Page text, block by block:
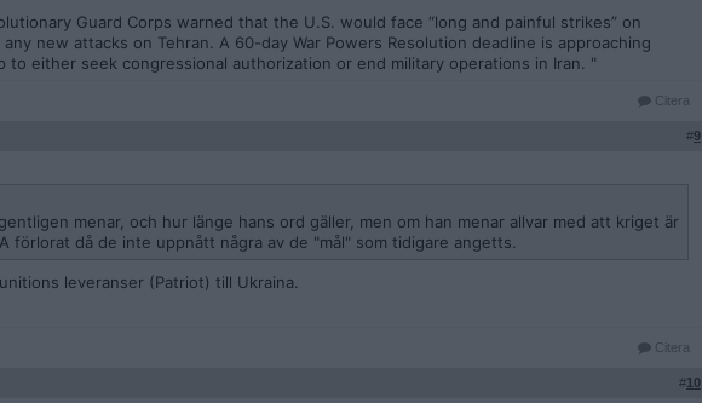
Guard Corps warned that the U.S. would face “long and painful strikes” on
new attacks on Tehran. A 60-day War Powers Resolution deadline is approaching
to either seek congressional authorization or end military operations in Iran. "
Citera
#9
menar, och hur länge hans ord gäller, men om han menar allvar med att kriget är
förlorat då de inte uppnått några av de "mål" som tidigare angetts.
leveranser (Patriot) till Ukraina.
Citera
#10